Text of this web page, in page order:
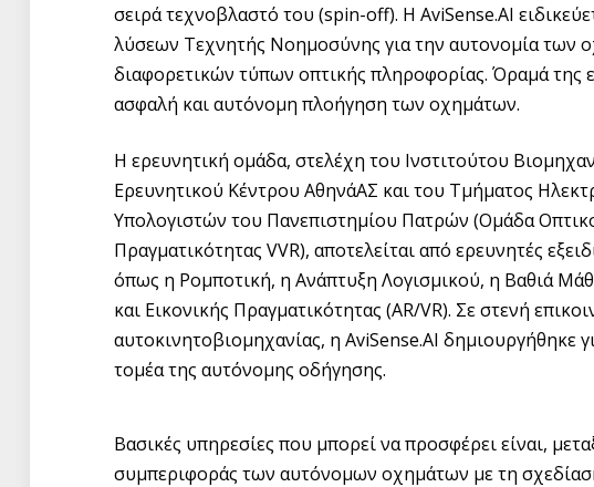
σειρά τεχνοβλαστό του (spin-off). Η AviSense.AI
λύσεων Τεχνητής Νοημοσύνης για την αυτονομία των
διαφορετικών τύπων οπτικής πληροφορίας. Όραμά της
ασφαλή και αυτόνομη πλοήγηση των οχημάτων.
Η ερευνητική ομάδα, στελέχη του Ινστιτούτου
Ερευνητικού Κέντρου ΑθηνάΑΣ και του Τμήματος
Υπολογιστών του Πανεπιστημίου Πατρών (Ομάδα
Πραγματικότητας VVR), αποτελείται από ερευνητές
όπως η Ρομποτική, η Ανάπτυξη Λογισμικού, η Βαθιά
και Εικονικής Πραγματικότητας (AR/VR). Σε στενή
αυτοκινητοβιομηχανίας, η AviSense.AI δημιουργήθηκε
τομέα της αυτόνομης οδήγησης.
Βασικές υπηρεσίες που μπορεί να προσφέρει είναι,
συμπεριφοράς των αυτόνομων οχημάτων με τη